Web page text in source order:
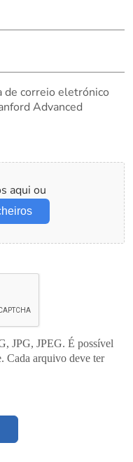
de correio eletrónico
Advanced
aqui ou
JPG, JPEG. É possível
Cada arquivo deve ter